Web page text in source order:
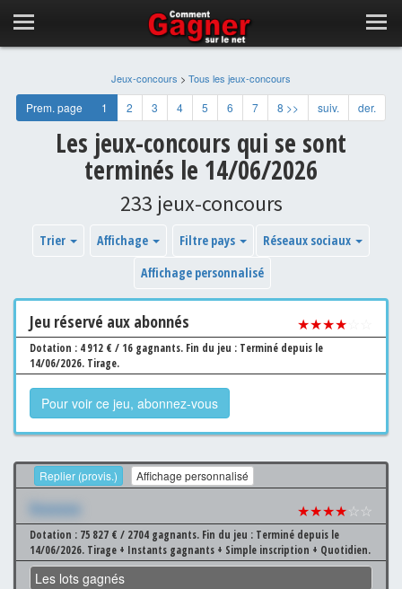
Jeux-concours > Tous les jeux-concours
Prem. page 1 2 3 4 5 6 7 8 >> suiv. der.
Les jeux-concours qui se sont
terminés le 14/06/2026
233 jeux-concours
Trier Affichage Filtre pays
Réseaux sociaux
Affichage personnalisé
Jeu réservé aux abonnés ★★★★
Dotation : 4 912 € / 16 gagnants. Fin du jeu : Terminé depuis le
14/06/2026. Tirage.
Pour voir ce jeu, abonnez-vous
Replier (provis.) Affichage personnalisé
Xxxxxxx ★★★★☆☆
Dotation : 75 827 € / 2704 gagnants. Fin du jeu : Terminé depuis le
14/06/2026. Tirage + Instants gagnants + Simple inscription + Quotidien.
Les lots gagnés